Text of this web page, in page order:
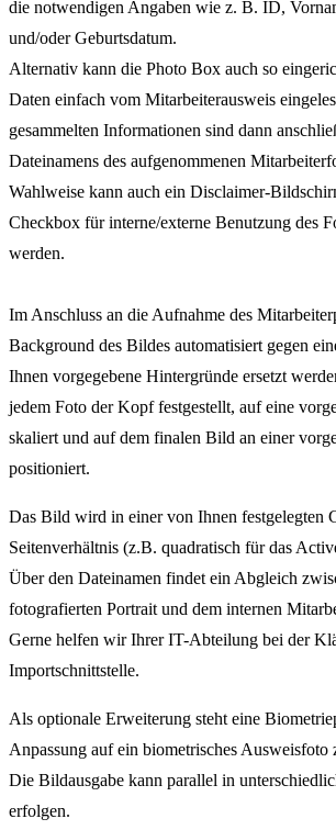
die notwendigen Angaben wie z. B. ID,
und/oder Geburtsdatum.
Alternativ kann die Photo Box auch so
Daten einfach vom Mitarbeiterausweis
gesammelten Informationen sind dann
Dateinamens des aufgenommenen
Wahlweise kann auch ein Disclaimer-
Checkbox für interne/externe Benutzung des
werden.
Im Anschluss an die Aufnahme des
Background des Bildes automatisiert gegen
Ihnen vorgegebene Hintergründe ersetzt
jedem Foto der Kopf festgestellt, auf eine
skaliert und auf dem finalen Bild an einer
positioniert.
Das Bild wird in einer von Ihnen festgelegten
Seitenverhältnis (z.B. quadratisch für das
Über den Dateinamen findet ein Abgleich
fotografierten Portrait und dem internen
Gerne helfen wir Ihrer IT-Abteilung bei der
Importschnittstelle.
Als optionale Erweiterung steht eine
Anpassung auf ein biometrisches Ausweisfoto
Die Bildausgabe kann parallel in
erfolgen.